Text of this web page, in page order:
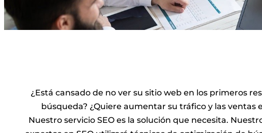
¿Está cansado de no ver su sitio web en los primeros
búsqueda? ¿Quiere aumentar su tráfico y las ventas
Nuestro servicio SEO es la solución que necesita.